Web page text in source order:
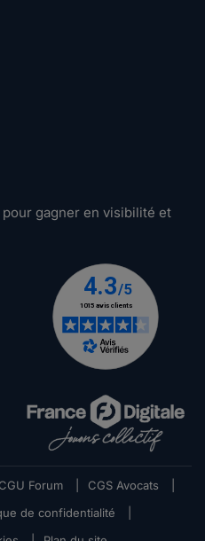
gagner en visibilité et
CGU Forum CGS Avocats
de confidentialité